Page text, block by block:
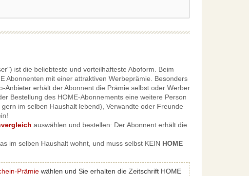
ist die beliebteste und vorteilhafteste Aboform. Beim
Abonnenten mit einer attraktiven Werbeprämie. Besonders
Anbieter erhält der Abonnent die Prämie selbst oder Werber
Bestellung des HOME-Abonnements eine weitere Person
im selben Haushalt lebend), Verwandte oder Freunde
auswählen und bestellen: Der Abonnent erhält die
im selben Haushalt wohnt, und muss selbst KEIN HOME
Prämie wählen und Sie erhalten die Zeitschrift HOME